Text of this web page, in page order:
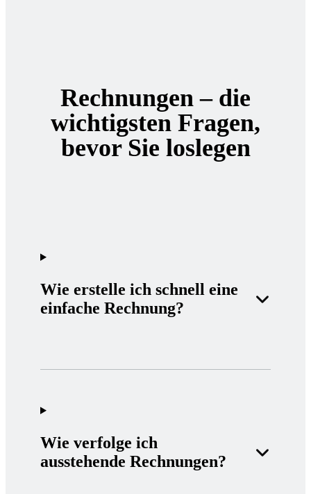
Rechnungen – die
wichtigsten Fragen,
bevor Sie loslegen
Wie erstelle ich schnell eine
einfache Rechnung?
Wie verfolge ich
ausstehende Rechnungen?